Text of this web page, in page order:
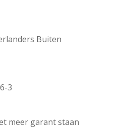
Buiten
3
meer garant staan